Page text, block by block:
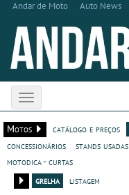
Andar de Moto Auto News
Toggle
navigation
Motos
catálogo e preços
concessionários
stands usadas
motodica - curtas
grelha
listagem